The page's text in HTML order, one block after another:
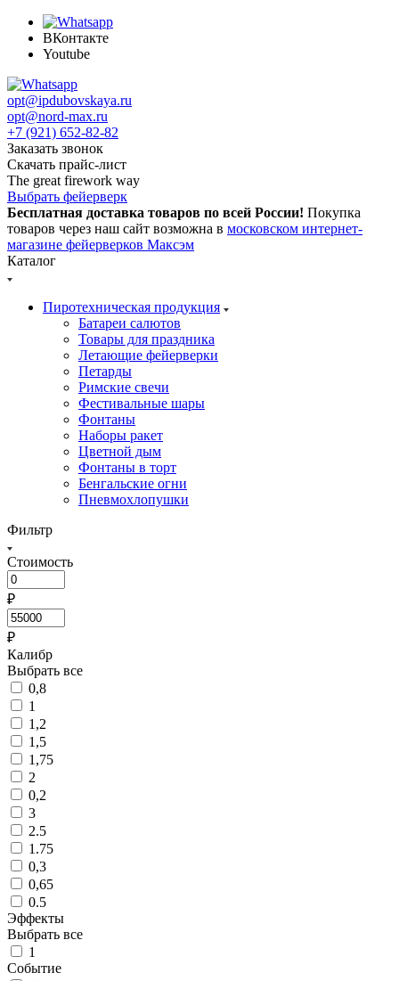
ВКонтакте
Youtube
opt@ipdubovskaya.ru
opt@nord-max.ru
+7 (921) 652-82-82
Заказать звонок
Скачать прайс-лист
The great firework way
Выбрать фейерверк
Бесплатная доставка товаров по всей России! Покупка
товаров через наш сайт возможна в московском интернет-
магазине фейерверков Максэм
Каталог
Пиротехническая продукция
Батареи салютов
Товары для праздника
Летающие фейерверки
Петарды
Римские свечи
Фестивальные шары
Фонтаны
Наборы ракет
Цветной дым
Фонтаны в торт
Бенгальские огни
Пневмохлопушки
Фильтр
Стоимость
₽
₽
Калибр
Выбрать все
0,8
1
1,2
1,5
1,75
2
0,2
3
2.5
1.75
0,3
0,65
0.5
Эффекты
Выбрать все
1
Событие